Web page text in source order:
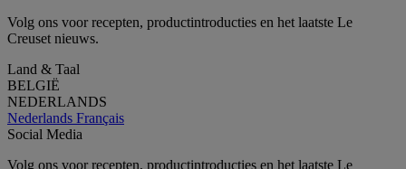
Volg ons voor recepten, productintroducties en het laatste Le
Creuset nieuws.
Land & Taal
BELGIË
NEDERLANDS
Nederlands Français
Social Media
Volg ons voor recepten, productintroducties en het laatste Le